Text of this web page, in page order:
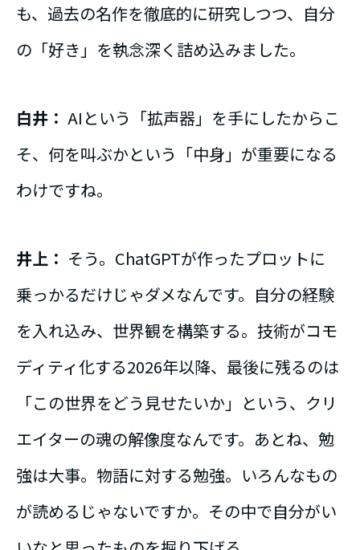
も、過去の名作を徹底的に研究しつつ、自分
の「好き」を執念深く詰め込みました。
白井： AIという「拡声器」を手にしたからこ
そ、何を叫ぶかという「中身」が重要になる
わけですね。
井上： そう。ChatGPTが作ったプロットに
乗っかるだけじゃダメなんです。自分の経験
を入れ込み、世界観を構築する。技術がコモ
ディティ化する2026年以降、最後に残るのは
「この世界をどう見せたいか」という、クリ
エイターの魂の解像度なんです。あとね、勉
強は大事。物語に対する勉強。いろんなもの
が読めるじゃないですか。その中で自分がい